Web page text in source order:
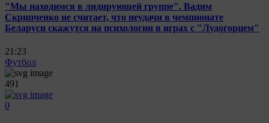
"Мы находимся в лидирующей группе". Вадим
Скрипченко не считает, что неудачи в чемпионате
Беларуси скажутся на психологии в играх с "Лудогорцем"
21:23
Футбол
491
0